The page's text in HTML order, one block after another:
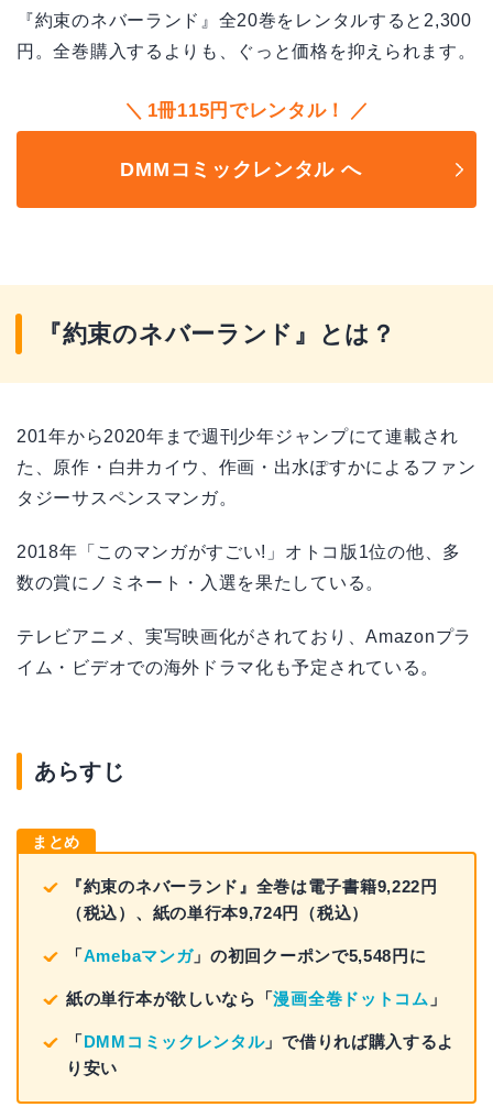
『約束のネバーランド』全20巻をレンタルすると2,300
円。全巻購入するよりも、ぐっと価格を抑えられます。
1冊115円でレンタル！
DMMコミックレンタル へ
『約束のネバーランド』とは？
201年から2020年まで週刊少年ジャンプにて連載され
た、原作・白井カイウ、作画・出水ぽすかによるファン
タジーサスペンスマンガ。
2018年「このマンガがすごい!」オトコ版1位の他、多
数の賞にノミネート・入選を果たしている。
テレビアニメ、実写映画化がされており、Amazonプラ
イム・ビデオでの海外ドラマ化も予定されている。
あらすじ
まとめ
『約束のネバーランド』全巻は電子書籍9,222円
（税込）、紙の単行本9,724円（税込）
「Amebaマンガ」の初回クーポンで5,548円に
紙の単行本が欲しいなら「漫画全巻ドットコム 」
「DMMコミックレンタル」で借りれば購入するよ
り安い